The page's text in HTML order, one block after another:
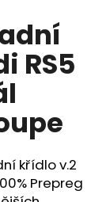
RS5
křídlo v.2
Prepreg